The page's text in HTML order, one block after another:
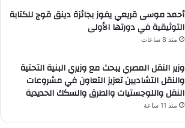
أحمد موسى قريعي يفوز بجائزة دينق قوج للكتابة
التوثيقية في دورتها الأولى
منذ 8 ساعات
وزير النقل المصري يبحث مع وزيري البنية التحتية
والنقل التشاديين تعزيز التعاون في مشروعات
النقل واللوجستيات والطرق والسكك الحديدية
منذ 11 ساعة